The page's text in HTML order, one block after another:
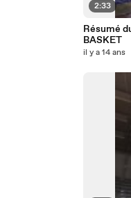
2:33
Résumé
BASKET
il y a 14 ans